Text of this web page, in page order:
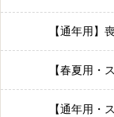
【通年用】
【春夏用・
【通年用・